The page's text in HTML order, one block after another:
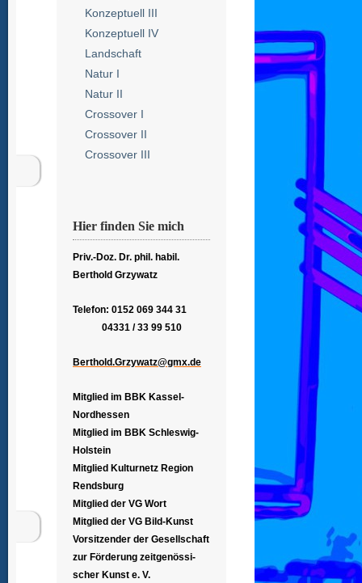
Konzeptuell III
Konzeptuell IV
Landschaft
Natur I
Natur II
Crossover I
Crossover II
Crossover III
Hier finden Sie mich
Priv.-Doz. Dr. phil. habil.
Berthold Grzywatz
Telefon: 0152 069 344 31
04331 / 33 99 510
Berthold.Grzywatz@gmx.de
Mitglied im BBK Kassel-
Nordhessen
Mitglied im BBK Schleswig-
Holstein
Mitglied Kulturnetz Region
Rendsburg
Mitglied der VG Wort
Mitglied der VG Bild-Kunst
Vorsitzender der Gesellschaft
zur Förderung zeitgenössi-
scher Kunst e. V.